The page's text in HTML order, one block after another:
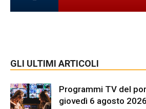
GLI ULTIMI ARTICOLI
Programmi TV del
giovedì 6 agosto 2026